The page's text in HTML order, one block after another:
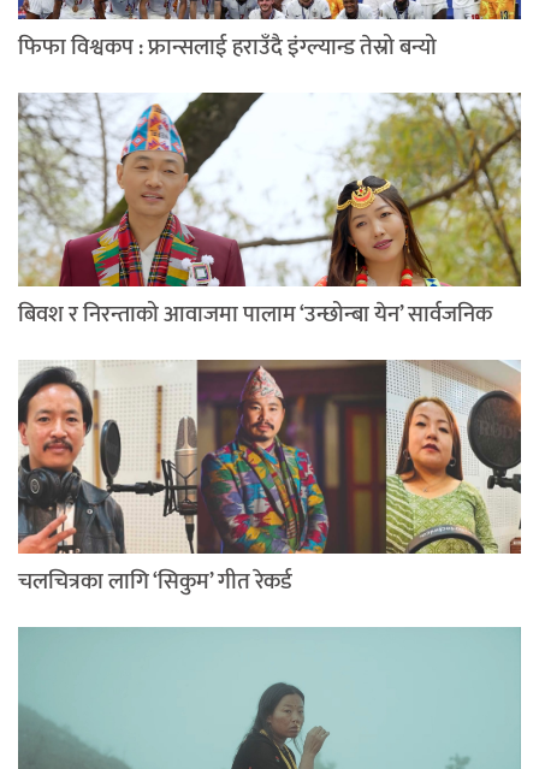
फिफा विश्वकप : फ्रान्सलाई हराउँदै इंग्ल्यान्ड तेस्रो बन्यो
बिवश र निरन्ताको आवाजमा पालाम ‘उन्छोन्बा येन’ सार्वजनिक
चलचित्रका लागि ‘सिकुम’ गीत रेकर्ड